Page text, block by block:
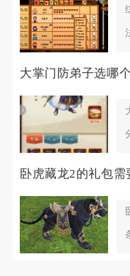
大掌门防弟子选哪